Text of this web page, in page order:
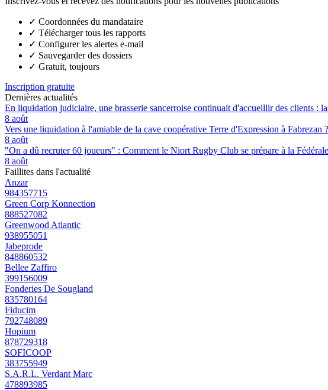
✓ Coordonnées du mandataire
✓ Télécharger tous les rapports
✓ Configurer les alertes e-mail
✓ Sauvegarder des dossiers
✓ Gratuit, toujours
Inscription gratuite
Dernières actualités
En liquidation judiciaire, une brasserie sancerroise continuait d'accueillir des clients :
8 août
Vers une liquidation à l'amiable de la cave coopérative Terre d'Expression à Fabrezan ?
8 août
"On a dû recruter 60 joueurs" : Comment le Niort Rugby Club se prépare à la
8 août
Faillites dans l'actualité
Anzar
984357715
Green Corp Konnection
888527082
Greenwood Atlantic
938955051
Jabeprode
848860532
Bellee Zaffiro
399156009
Fonderies De Sougland
835780164
Fiducim
792748089
Hopium
878729318
SOFICOOP
383755949
S.A.R.L. Verdant Marc
478893985